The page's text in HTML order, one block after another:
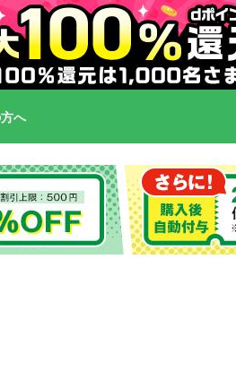
へ